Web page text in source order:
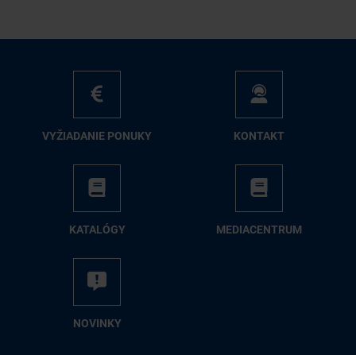
VY­ŽIA­DA­NIE PO­NU­KY KON­TAKT
KA­TA­LÓ­GY ME­DIA­CEN­TRUM
NO­VIN­KY